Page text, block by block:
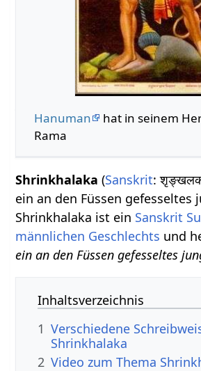
Hanuman
hat in seinem
Rama
Shrinkhalaka (Sanskrit:
ein an den Füssen gefesseltes
Shrinkhalaka ist ein Sanskrit
männlichen Geschlechts und
ein an den Füssen gefesseltes
Inhaltsverzeichnis
1 Verschiedene
Shrinkhalaka
2 Video zum Thema